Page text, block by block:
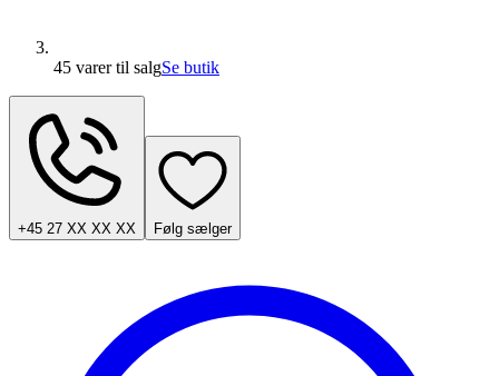
45 varertil salgSe butik
+45 27 XX XX XX Følg sælger